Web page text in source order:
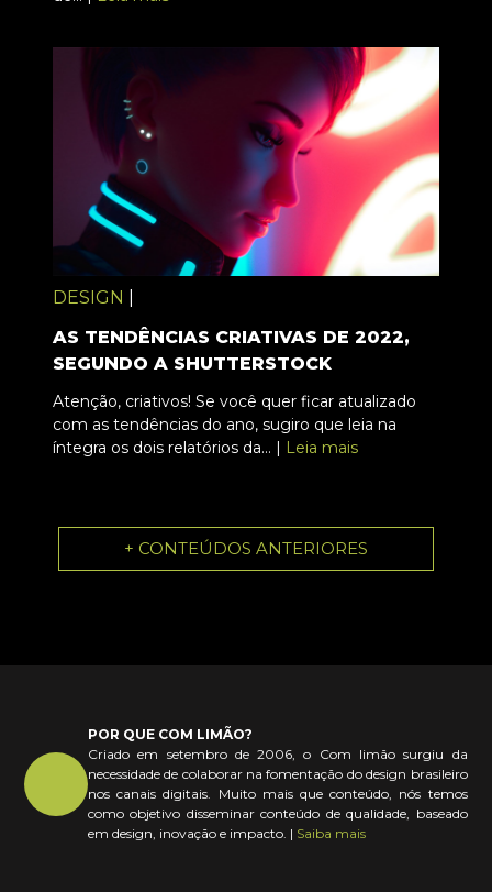
DESIGN
AS TENDÊNCIAS CRIATIVAS DE 2022,
SEGUNDO A SHUTTERSTOCK
Atenção, criativos! Se você quer ficar atualizado
com as tendências do ano, sugiro que leia na
íntegra os dois relatórios da... | Leia mais
+ CONTEÚDOS ANTERIORES
POR QUE COM LIMÃO?
Criado em setembro de 2006, o Com limão surgiu da
necessidade de colaborar na fomentação do design brasileiro
nos canais digitais. Muito mais que conteúdo, nós temos
como objetivo disseminar conteúdo de qualidade, baseado
em design, inovação e impacto. | Saiba mais